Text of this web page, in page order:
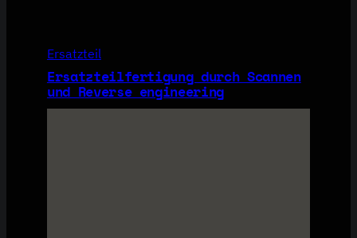
Ersatzteil
Ersatzteilfertigung durch Scannen
und Reverse engineering